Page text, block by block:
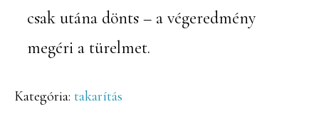
csak utána dönts – a végeredmény
megéri a türelmet.
Kategória: takarítás